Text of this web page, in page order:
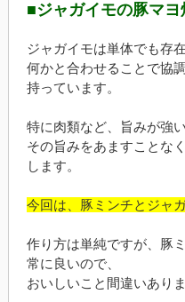
■ジャガイモの豚マヨ
ジャガイモは単体でも存
何かと合わせることで協
持っています。
特に肉類など、旨みが強
その旨みをあますことな
します。
今回は、豚ミンチとジャ
作り方は単純ですが、豚
常に良いので、
おいしいこと間違いありま